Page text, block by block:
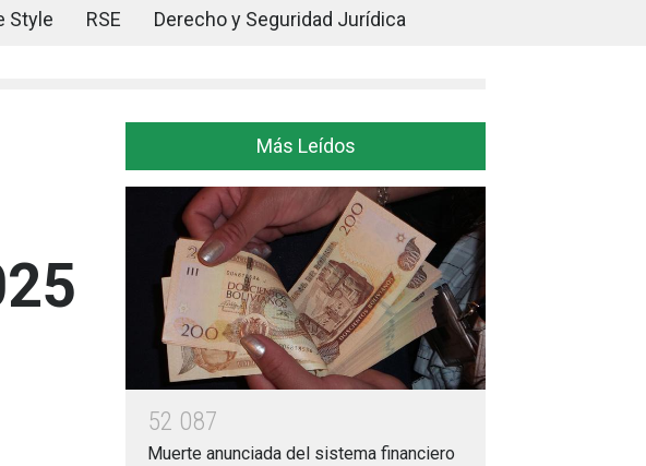
Style RSE Derecho y Seguridad Jurídica
Más Leídos
52 087
Muerte anunciada del sistema financiero